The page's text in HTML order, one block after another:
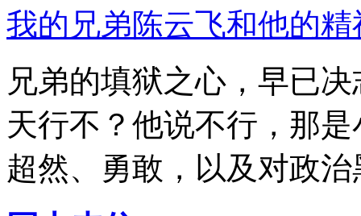
我的兄弟陈云飞和他的
兄弟的填狱之心，早已
天行不？他说不行，那
超然、勇敢，以及对政